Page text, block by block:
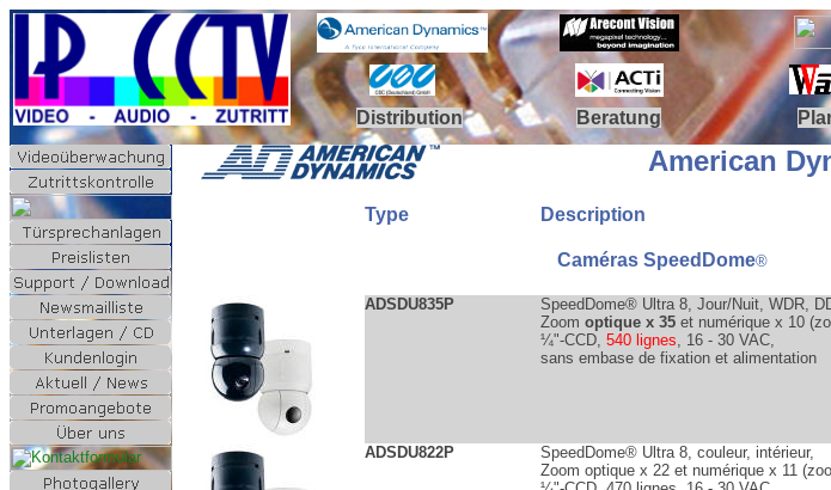
Distribution Beratung
American
Type Description
Caméras SpeedDome®
ADSDU835P SpeedDome® Ultra 8, Jour/Nuit, WDR,
Zoom optique x 35 et numérique x 10
¼"-CCD, 540 lignes, 16 - 30 VAC,
sans embase de fixation et alimentation
ADSDU822P SpeedDome® Ultra 8, couleur, intérieur,
Zoom optique x 22 et numérique x 11